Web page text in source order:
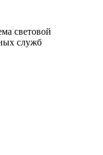
световой
служб